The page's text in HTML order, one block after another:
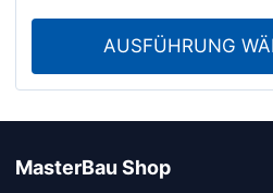
€
bis
€
AUSFÜHRUNG
gewählt
werden
MasterBau Shop